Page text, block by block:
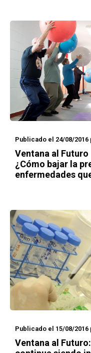
Publicado el 24/08/2016
Ventana al Futuro
¿Cómo bajar la
enfermedades
Publicado el 15/08/2016
Ventana al Futuro